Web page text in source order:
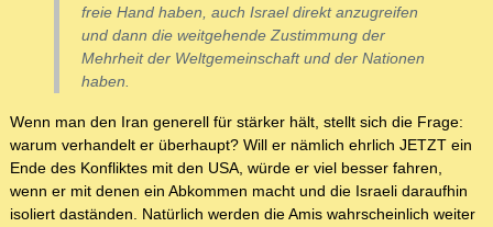
freie Hand haben, auch Israel direkt anzugreifen
und dann die weitgehende Zustimmung der
Mehrheit der Weltgemeinschaft und der Nationen
haben.
Wenn man den Iran generell für stärker hält, stellt sich die Frage:
warum verhandelt er überhaupt? Will er nämlich ehrlich JETZT ein
Ende des Konfliktes mit den USA, würde er viel besser fahren,
wenn er mit denen ein Abkommen macht und die Israeli daraufhin
isoliert daständen. Natürlich werden die Amis wahrscheinlich weiter